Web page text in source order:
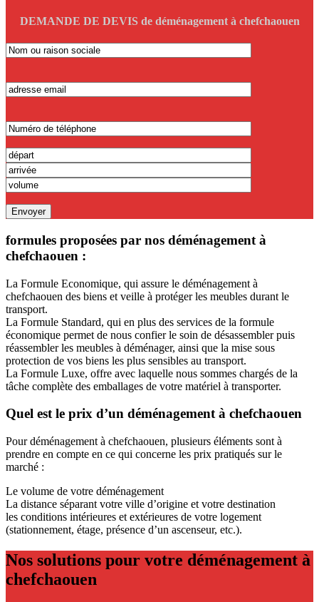
DEMANDE DE DEVIS de déménagement à chefchaouen
formules proposées par nos déménagement à
chefchaouen :
La Formule Economique, qui assure le déménagement à
chefchaouen des biens et veille à protéger les meubles durant le
transport.
La Formule Standard, qui en plus des services de la formule
économique permet de nous confier le soin de désassembler puis
réassembler les meubles à déménager, ainsi que la mise sous
protection de vos biens les plus sensibles au transport.
La Formule Luxe, offre avec laquelle nous sommes chargés de la
tâche complète des emballages de votre matériel à transporter.
Quel est le prix d’un déménagement à chefchaouen
Pour déménagement à chefchaouen, plusieurs éléments sont à
prendre en compte en ce qui concerne les prix pratiqués sur le
marché :
Le volume de votre déménagement
La distance séparant votre ville d’origine et votre destination
les conditions intérieures et extérieures de votre logement
(stationnement, étage, présence d’un ascenseur, etc.).
Nos solutions pour votre déménagement à
chefchaouen